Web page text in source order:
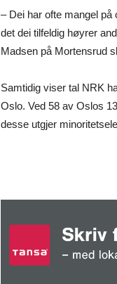
– Dei har ofte mangel på
det dei tilfeldig høyrer
Madsen på Mortensrud
Samtidig viser tal NRK
Oslo. Ved 58 av Oslos
desse utgjer